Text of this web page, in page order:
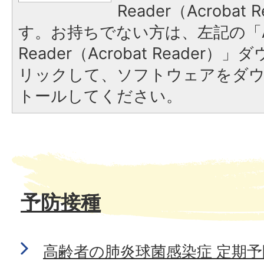
Reader（Acrobat
す。お持ちでない方は、左記の
Reader（Acrobat Reader）」ダ
リックして、ソフトウェアをダ
トールしてください。
予防接種
高齢者の肺炎球菌感染症 定期